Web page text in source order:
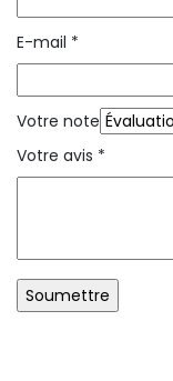
E-mail *
Votre note
Votre avis *